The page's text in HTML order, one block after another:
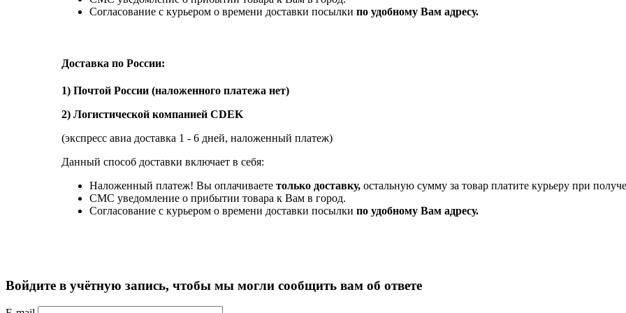
Согласование с курьером о времени доставки посылки по удобному Вам адресу.
Доставка по России:
1) Почтой России (наложенного платежа нет)
2) Логистической компанией CDEK
(экспресс авиа доставка 1 - 6 дней, наложенный платеж)
Данный способ доставки включает в себя:
Наложенный платеж! Вы оплачиваете только доставку, остальную сумму за товар платите курьеру при
СМС уведомление о прибытии товара к Вам в город.
Согласование с курьером о времени доставки посылки по удобному Вам адресу.
Войдите в учётную запись, чтобы мы могли сообщить вам об ответе